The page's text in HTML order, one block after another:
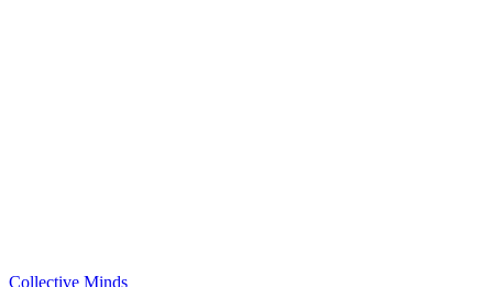
Collective Minds